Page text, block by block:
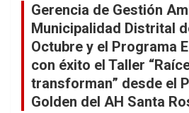
Gerencia de Gestión
Municipalidad Distrital
Octubre y el Programa
con éxito el Taller
transforman” desde el
Golden del AH Santa